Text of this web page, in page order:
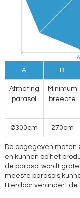
A B
Afmeting
parasol
Minimum
breedte
Ø300cm 270cm
De opgegeven
en kunnen op het
de parasol wordt
meeste parasols
Hierdoor verandert de